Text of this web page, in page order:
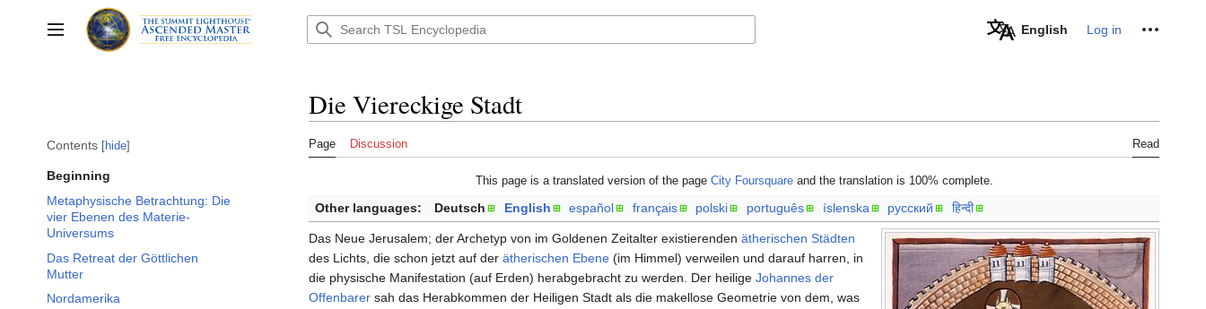
to
content
Toggle sidebar English Log in Personal tools
Contents hide
Beginning
Metaphysische Betrachtung: Die
vier Ebenen des Materie-
Universums
Das Retreat der Göttlichen
Mutter
Nordamerika
Die Viereckige Stadt
Page Discussion Read
This page is a translated version of the page City Foursquareand the translation is 100% complete.
Other languages: Deutsch English español français polski português íslenska русский हिन्दी
Das Neue Jerusalem; der Archetyp von im Goldenen Zeitalter existierenden ätherischen Städten
des Lichts, die schon jetzt auf der ätherischen Ebene (im Himmel) verweilen und darauf harren, in
die physische Manifestation (auf Erden) herabgebracht zu werden. Der heilige Johannes der
Offenbarer sah das Herabkommen der Heiligen Stadt als die makellose Geometrie von dem, was